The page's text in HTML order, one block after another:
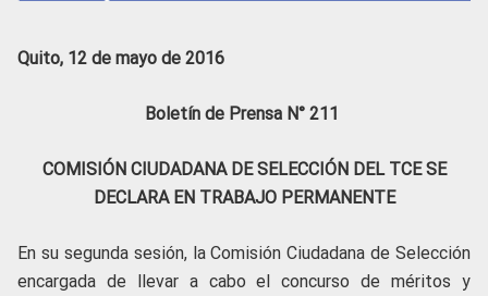
Quito, 12 de mayo de 2016
Boletín de Prensa N° 211
COMISIÓN CIUDADANA DE SELECCIÓN DEL TCE SE
DECLARA EN TRABAJO PERMANENTE
En su segunda sesión, la Comisión Ciudadana de Selección
encargada de llevar a cabo el concurso de méritos y